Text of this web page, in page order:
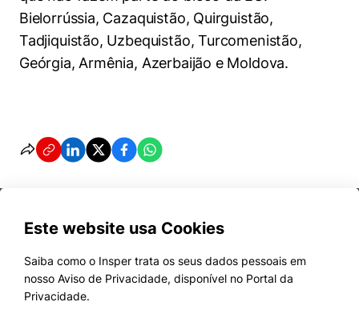
Bielorrússia, Cazaquistão, Quirguistão,
Tadjiquistão, Uzbequistão, Turcomenistão,
Geórgia, Armênia, Azerbaijão e Moldova.
Este website usa Cookies
Saiba como o Insper trata os seus dados pessoais em
nosso Aviso de Privacidade, disponível no Portal da
Privacidade.
Cursos